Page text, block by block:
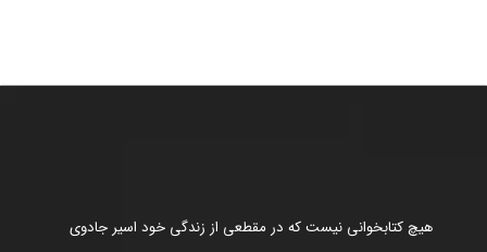
هیچ کتابخوانی نیست که در مقطعی از زندگی خود اسیر جادوی